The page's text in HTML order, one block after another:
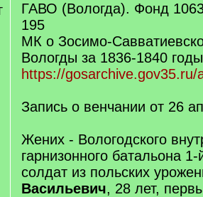
ГАВО (Вологда). Фонд
195
МК о Зосимо-
Вологды за 1836-1840 годы
https://
Запись о венчании от 26
Жених - Вологодского
гарнизонного батальона
солдат из польских
Васильевич, 28 лет,